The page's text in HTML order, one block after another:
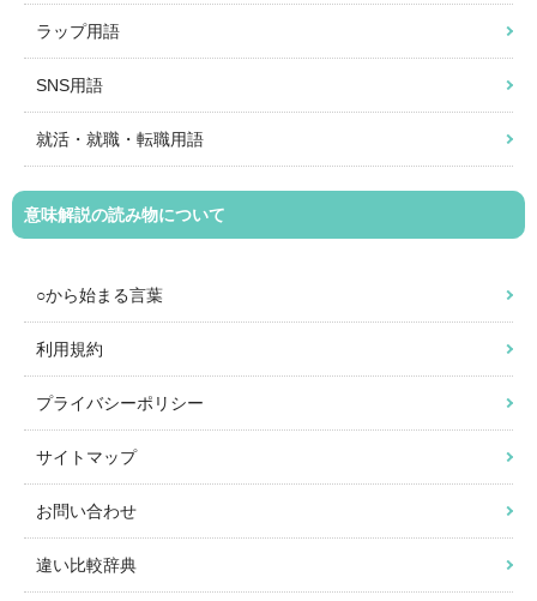
ラップ用語
SNS用語
就活・就職・転職用語
意味解説の読み物について
○から始まる言葉
利用規約
プライバシーポリシー
サイトマップ
お問い合わせ
違い比較辞典